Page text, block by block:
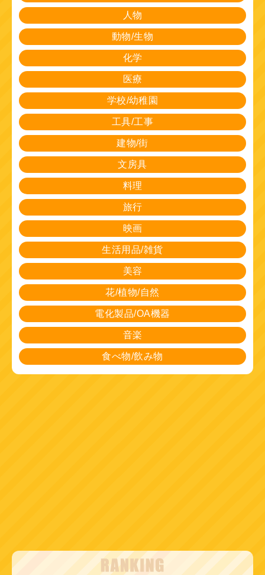
人物
動物/生物
化学
医療
学校/幼稚園
工具/工事
建物/街
文房具
料理
旅行
映画
生活用品/雑貨
美容
花/植物/自然
電化製品/OA機器
音楽
食べ物/飲み物